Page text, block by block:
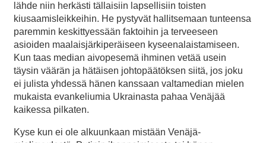
lähde niin herkästi tällaisiin lapsellisiin toisten
kiusaamisleikkeihin. He pystyvät hallitsemaan tunteensa
paremmin keskittyessään faktoihin ja terveeseen
asioiden maalaisjärkiperäiseen kyseenalaistamiseen.
Kun taas median aivopesemä ihminen vetää usein
täysin väärän ja hätäisen johtopäätöksen siitä, jos joku
ei julista yhdessä hänen kanssaan valtamedian mielen
mukaista evankeliumia Ukrainasta pahaa Venäjää
kaikessa pilkaten.
Kyse kun ei ole alkuunkaan mistään Venäjä-